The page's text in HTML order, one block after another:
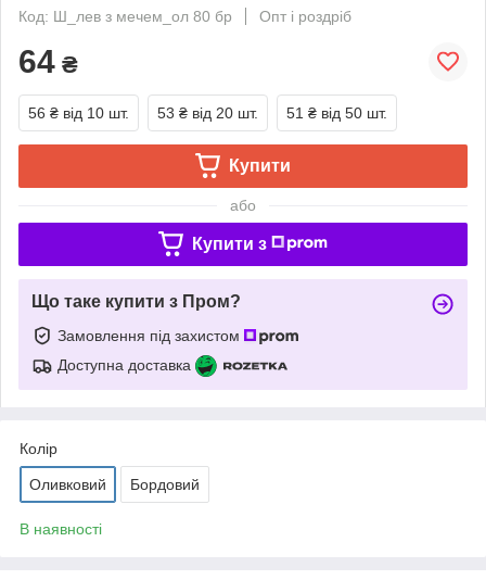
Код: Ш_лев з мечем_ол 80 бр
Опт і роздріб
64 ₴
56 ₴ від 10 шт. 53 ₴ від 20 шт. 51 ₴ від 50 шт.
Купити
або
Купити з
Що таке купити з Пром?
Замовлення під захистом
Доступна доставка
Колір
Оливковий Бордовий
В наявності